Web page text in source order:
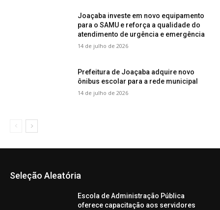
Joaçaba investe em novo equipamento
para o SAMU e reforça a qualidade do
atendimento de urgência e emergência
14 de julho de 2026
Prefeitura de Joaçaba adquire novo
ônibus escolar para a rede municipal
14 de julho de 2026
Seleção Aleatória
Escola de Administração Pública
oferece capacitação aos servidores